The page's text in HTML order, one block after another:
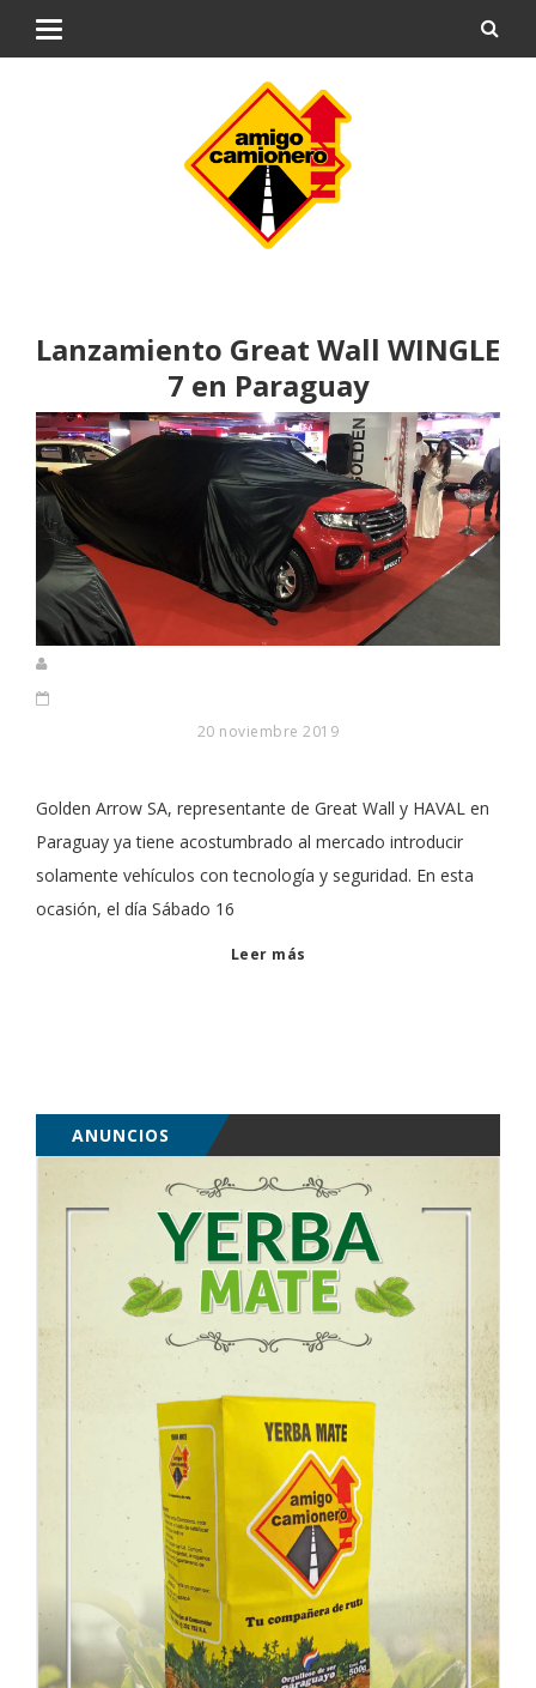
Lanzamiento Great Wall WINGLE
7 en Paraguay
20 noviembre 2019
Golden Arrow SA, representante de Great Wall y HAVAL en
Paraguay ya tiene acostumbrado al mercado introducir
solamente vehículos con tecnología y seguridad. En esta
ocasión, el día Sábado 16
Leer más
ANUNCIOS